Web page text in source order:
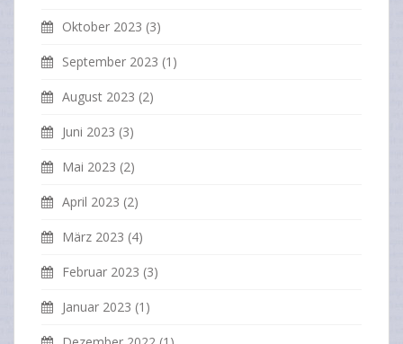
Oktober 2023 (3)
September 2023 (1)
August 2023 (2)
Juni 2023 (3)
Mai 2023 (2)
April 2023 (2)
März 2023 (4)
Februar 2023 (3)
Januar 2023 (1)